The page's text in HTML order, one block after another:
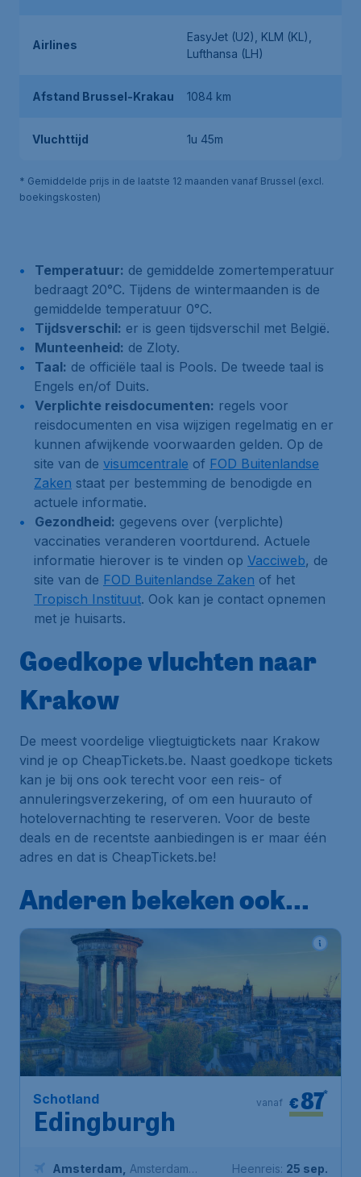
Airlines
EasyJet (U2), KLM (KL),
Lufthansa (LH)
Afstand Brussel-Krakau 1084 km
Vluchttijd 1u 45m
* Gemiddelde prijs in de laatste 12 maanden vanaf Brussel (excl.
boekingskosten)
Temperatuur: de gemiddelde zomertemperatuur
bedraagt 20°C. Tijdens de wintermaanden is de
gemiddelde temperatuur 0°C.
Tijdsverschil: er is geen tijdsverschil met België.
Munteenheid: de Zloty.
Taal: de officiële taal is Pools. De tweede taal is
Engels en/of Duits.
Verplichte reisdocumenten: regels voor
reisdocumenten en visa wijzigen regelmatig en er
kunnen afwijkende voorwaarden gelden. Op de
site van de visumcentrale of FOD Buitenlandse
Zaken staat per bestemming de benodigde en
actuele informatie.
Gezondheid: gegevens over (verplichte)
vaccinaties veranderen voortdurend. Actuele
informatie hierover is te vinden op Vacciweb, de
site van de FOD Buitenlandse Zaken of het
Tropisch Instituut. Ook kan je contact opnemen
met je huisarts.
Goedkope vluchten naar
Krakow
De meest voordelige vliegtuigtickets naar Krakow
vind je op CheapTickets.be. Naast goedkope tickets
kan je bij ons ook terecht voor een reis- of
annuleringsverzekering, of om een huurauto of
hotelovernachting te reserveren. Voor de beste
deals en de recentste aanbiedingen is er maar één
adres en dat is CheapTickets.be!
Anderen bekeken ook...
Schotland
Edingburgh
€87*
vanaf
Amsterdam
Amsterdam
Heenreis: 25 sep.